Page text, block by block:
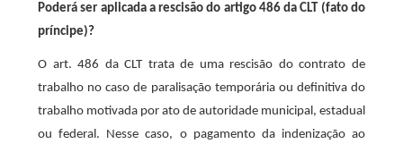
Poderá ser aplicada a rescisão do artigo 486 da CLT (fato do
príncipe)?
O art. 486 da CLT trata de uma rescisão do contrato de
trabalho no caso de paralisação temporária ou definitiva do
trabalho motivada por ato de autoridade municipal, estadual
ou federal. Nesse caso, o pagamento da indenização ao